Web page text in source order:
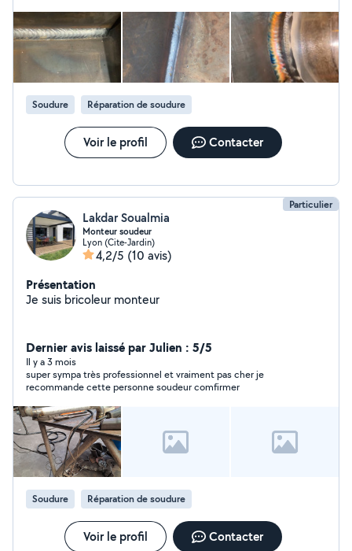
Soudure Réparation de soudure
Voir le profil Contacter
Particulier
Lakdar Soualmia
Monteur soudeur
Lyon (Cite-Jardin)
4,2/5 (10 avis)
Présentation
Je suis bricoleur monteur
Dernier avis laissé par Julien : 5/5
Il y a 3 mois
super sympa très professionnel et vraiment pas cher je
recommande cette personne soudeur comfirmer
Soudure Réparation de soudure
Voir le profil Contacter